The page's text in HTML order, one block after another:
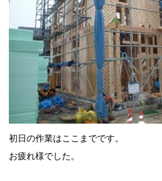
初日の作業はここまでです。
お疲れ様でした。